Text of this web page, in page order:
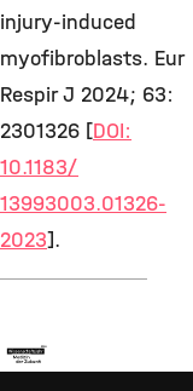
injury-induced
myofibroblasts. Eur
Respir J 2024; 63:
2301326 [DOI:
10.1183/
13993003.01326-
2023].